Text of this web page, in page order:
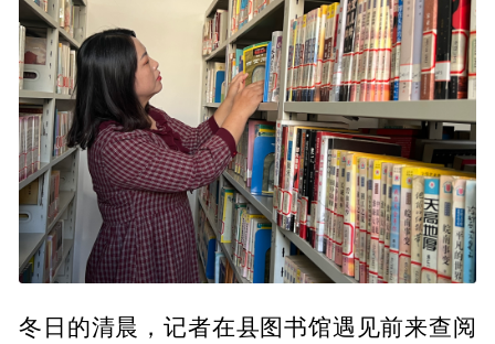
冬日的清晨，记者在县图书馆遇见前来查阅